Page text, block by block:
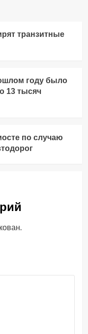
транзитные
году было
13 тысяч
по случаю